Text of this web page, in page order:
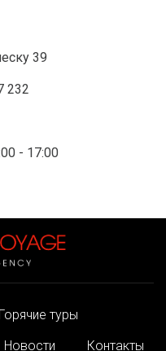
39
232
- 17:00
Горячие туры
Новости Контакты